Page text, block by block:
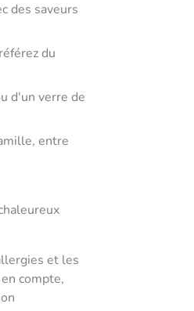
des saveurs
du
d'un verre de
entre
et les
compte,